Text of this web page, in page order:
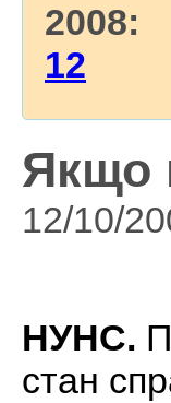
2008:
12
Якщо
12/10/
НУНС.
стан